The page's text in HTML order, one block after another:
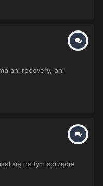
ani recovery, ani
się na tym sprzęcie